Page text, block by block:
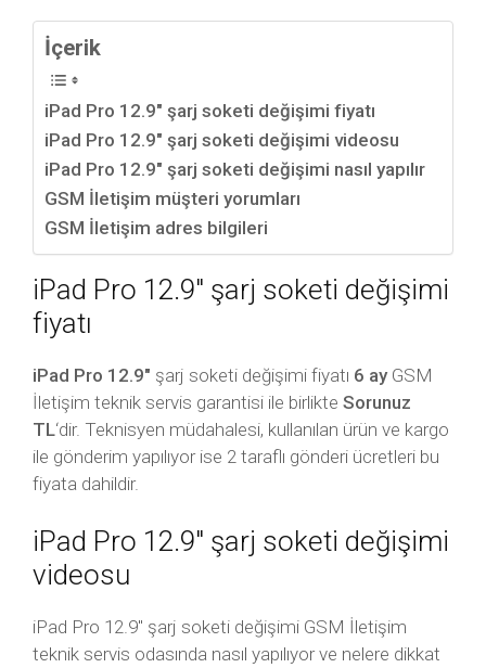
İçerik
iPad Pro 12.9″ şarj soketi değişimi fiyatı
iPad Pro 12.9″ şarj soketi değişimi videosu
iPad Pro 12.9″ şarj soketi değişimi nasıl yapılır
GSM İletişim müşteri yorumları
GSM İletişim adres bilgileri
iPad Pro 12.9″ şarj soketi değişimi
fiyatı
iPad Pro 12.9″ şarj soketi değişimi fiyatı 6 ayGSM
İletişim teknik servis garantisi ile birlikte Sorunuz
TL‘dir. Teknisyen müdahalesi, kullanılan ürün ve kargo
ile gönderim yapılıyor ise 2 taraflı gönderi ücretleri bu
fiyata dahildir.
iPad Pro 12.9″ şarj soketi değişimi
videosu
iPad Pro 12.9″ şarj soketi değişimi GSM İletişim
teknik servis odasında nasıl yapılıyor ve nelere dikkat